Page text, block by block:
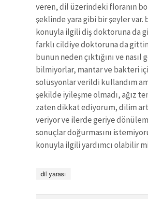
veren, dil üzerindeki floranın
şeklinde yara gibi bir şeyler var.
konuyla ilgili diş doktoruna da
farklı cildiye doktoruna da
bunun neden çıktığını ve nasıl
bilmiyorlar, mantar ve bakteri
solüsyonlar verildi kullandım
şekilde iyileşme olmadı, ağız
zaten dikkat ediyorum, dilim
veriyor ve ilerde geriye
sonuçlar doğurmasını
konuyla ilgili yardımcı olabilir
dil yarası